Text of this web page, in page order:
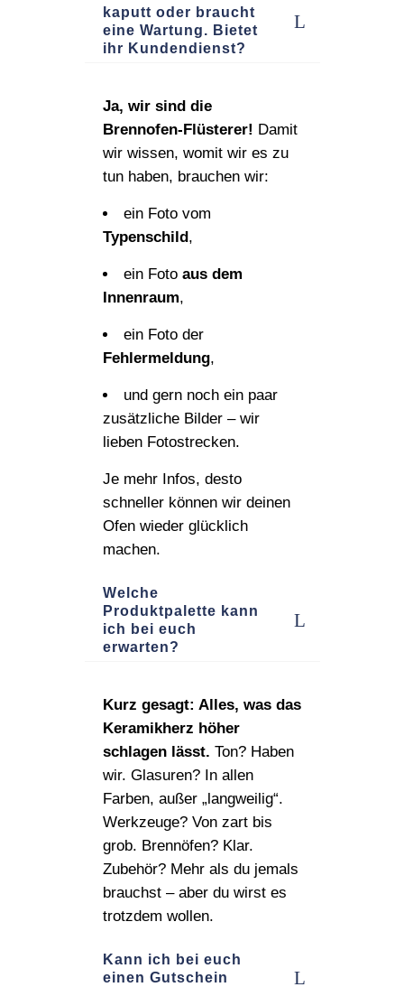
kaputt oder braucht
eine Wartung. Bietet
ihr Kundendienst?
Ja, wir sind die
Brennofen‑Flüsterer! Damit
wir wissen, womit wir es zu
tun haben, brauchen wir:
ein Foto vom
Typenschild ,
ein Foto aus dem
Innenraum,
ein Foto der
Fehlermeldung,
und gern noch ein paar
zusätzliche Bilder – wir
lieben Fotostrecken.
Je mehr Infos, desto
schneller können wir deinen
Ofen wieder glücklich
machen.
Welche
Produktpalette kann
ich bei euch
erwarten?
Kurz gesagt: Alles, was das
Keramikherz höher
schlagen lässt. Ton? Haben
wir. Glasuren? In allen
Farben, außer „langweilig“.
Werkzeuge? Von zart bis
grob. Brennöfen? Klar.
Zubehör? Mehr als du jemals
brauchst – aber du wirst es
trotzdem wollen.
Kann ich bei euch
einen Gutschein